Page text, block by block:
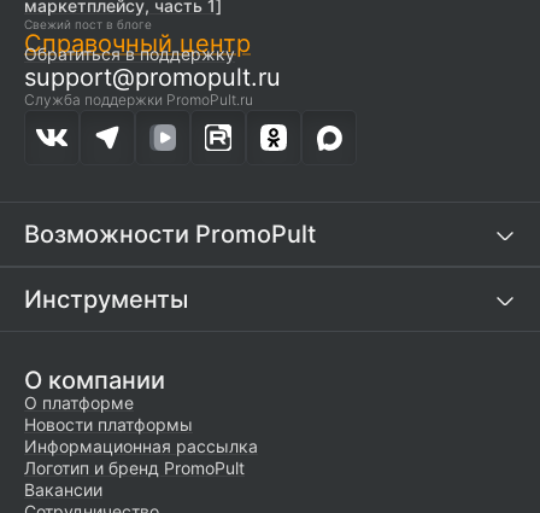
маркетплейсу, часть 1]
Свежий пост в блоге
Справочный центр
Обратиться в поддержку
support@promopult.ru
Служба поддержки PromoPult.ru
Возможности PromoPult
Инструменты
О компании
О платформе
Новости платформы
Информационная рассылка
Логотип и бренд PromoPult
Вакансии